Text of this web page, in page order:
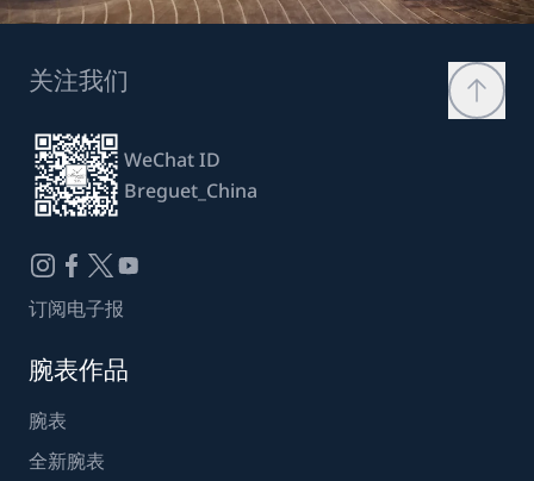
关注我们
WeChat ID
Breguet_China
订阅电子报
腕表作品
腕表
全新腕表